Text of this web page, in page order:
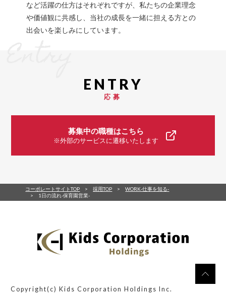
など活躍の仕方はそれぞれですが、私たちの企業理念
や価値観に共感し、当社の成長を一緒に担える方との
出会いを楽しみにしています。
応募
募集中の職種はこちら
※外部のサービスに遷移いたします
コーポレートサイトTOP 採用TOP
WORK-仕事を知る-
1日の流れ-保育園営業-
Copyright(c) Kids Corporation Holdings Inc.